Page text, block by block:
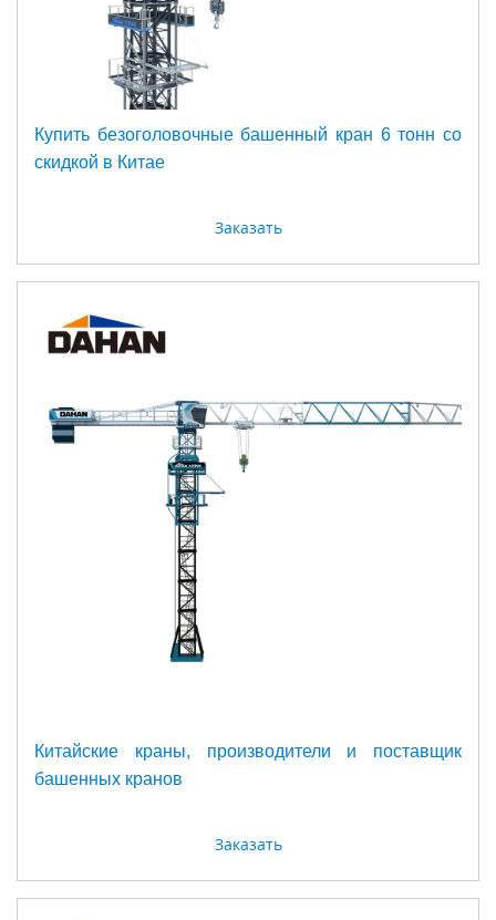
Купить безоголовочные башенный кран 6 тонн со
скидкой в Китае
Заказать
Китайские краны, производители и поставщик
башенных кранов
Заказать